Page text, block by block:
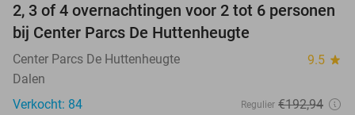
15%
2, 3 of 4 overnachtingen voor 2 tot 6 personen
bij Center Parcs De Huttenheugte
Center Parcs De Huttenheugte 9.5 star
Dalen
Verkocht: 84
Regulier €192,94